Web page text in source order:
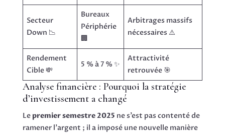
Secteur
Down 📉
Bureaux
Périphérie
🏢
Arbitrages massifs
nécessaires ⚠️
Rendement
Cible 💸
5 % à 7 % ✨
Attractivité
retrouvée 🎯
Analyse financière : Pourquoi la stratégie
d’investissement a changé
Le premier semestre 2025 ne s’est pas contenté de
ramener l’argent ; il a imposé une nouvelle manière